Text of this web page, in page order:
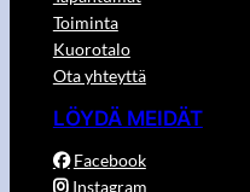
Toiminta
Kuorotalo
Ota yhteyttä
LÖYDÄ MEIDÄT
Facebook
Instagram